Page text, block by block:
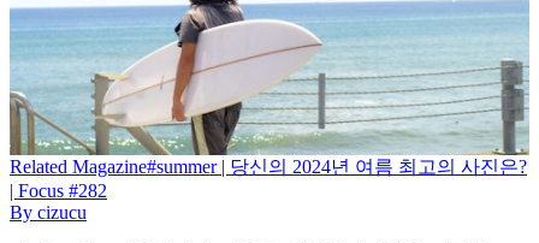
Related Magazine#summer | 당신의 2024년 여름 최고의 사진은?
| Focus #282
By cizucu